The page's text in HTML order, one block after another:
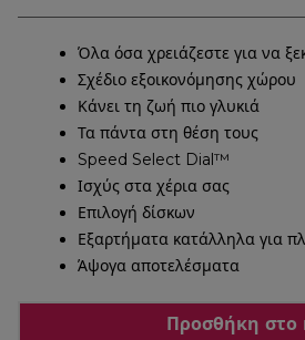
Όλα όσα χρειάζεστε για να
Σχέδιο εξοικονόμησης χώρου
Κάνει τη ζωή πιο γλυκιά
Τα πάντα στη θέση τους
Speed Select Dial™
Ισχύς στα χέρια σας
Επιλογή δίσκων
Εξαρτήματα κατάλληλα για
Άψογα αποτελέσματα
Προσθήκη στο